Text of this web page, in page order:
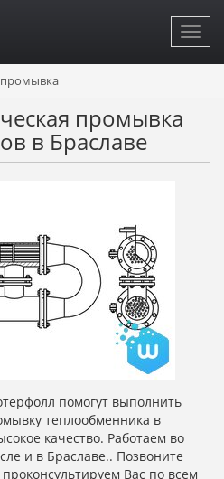
промывка
промывка
в Браславе
помогут выполнить
теплообменника в
качество. Работаем во
и в Браславе.. Позвоните
Вас по всем